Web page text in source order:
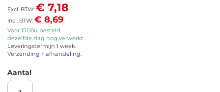
het
begin
van
de
afbeeldingen-
€ 8,69
€ 7,18
Voor 15.00u besteld,
dezelfde dag nog verwerkt.
Leveringstermijn 1 week.
Verzending + afhandeling.
Aantal